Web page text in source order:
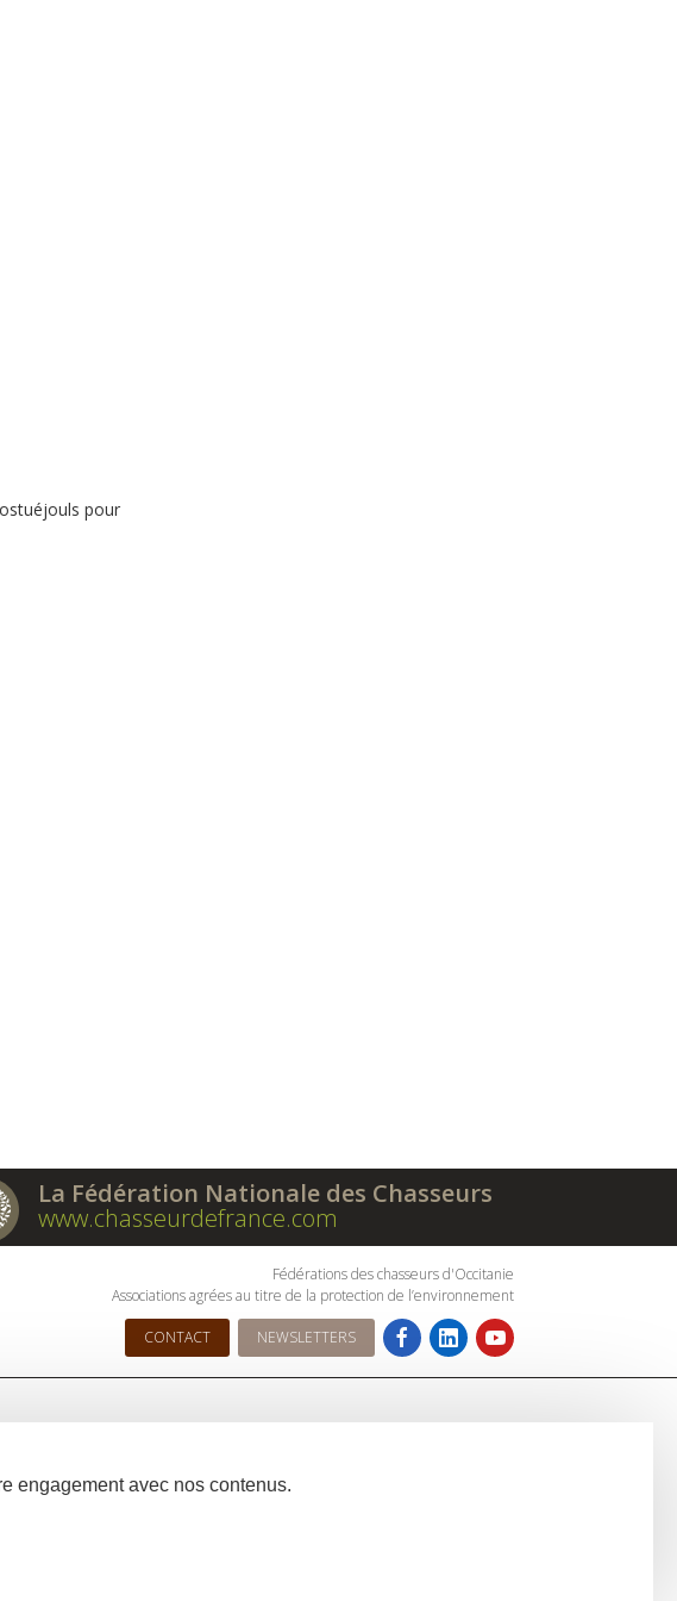
pour
La Fédération Nationale des Chasseurs
www.chasseurdefrance.com
Fédérations des chasseurs d'Occitanie
Associations agrées au titre de la protection de l’environnement
CONTACT NEWSLETTERS
engagement avec nos contenus.